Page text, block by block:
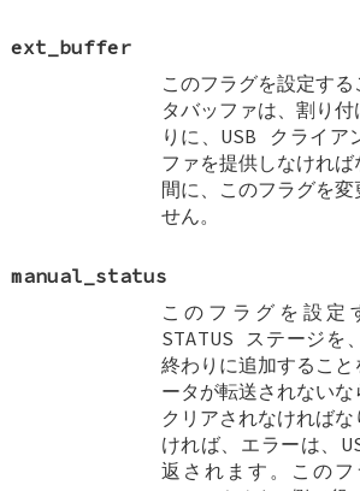
ext_buffer
このフラグを設定す
タバッファは、割り
りに、USB クライア
ファを提供しなけれ
間に、このフラグを
せん。
manual_status
このフラグを設定
STATUS ステージを
終わりに追加するこ
ータが転送されないな
クリアされなければ
ければ、エラーは、
返されます。この